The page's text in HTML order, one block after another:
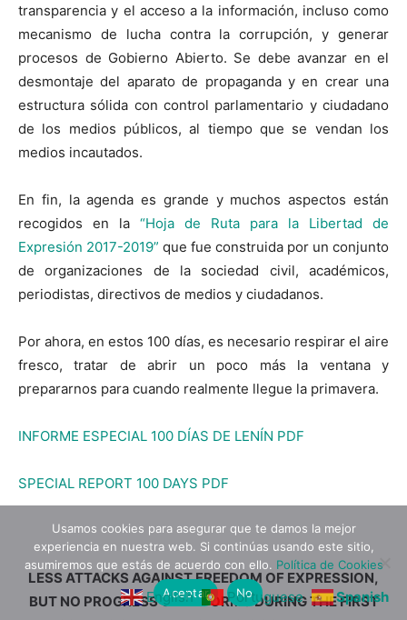
transparencia y el acceso a la información, incluso como
mecanismo de lucha contra la corrupción, y generar
procesos de Gobierno Abierto. Se debe avanzar en el
desmontaje del aparato de propaganda y en crear una
estructura sólida con control parlamentario y ciudadano
de los medios públicos, al tiempo que se vendan los
medios incautados.
En fin, la agenda es grande y muchos aspectos están
recogidos en la “Hoja de Ruta para la Libertad de
Expresión 2017-2019” que fue construida por un conjunto
de organizaciones de la sociedad civil, académicos,
periodistas, directivos de medios y ciudadanos.
Por ahora, en estos 100 días, es necesario respirar el aire
fresco, tratar de abrir un poco más la ventana y
prepararnos para cuando realmente llegue la primavera.
INFORME ESPECIAL 100 DÍAS DE LENÍN PDF
SPECIAL REPORT 100 DAYS PDF
LESS ATTACKS AGAINST FREEDOM OF EXPRESSION,
BUT NO PROGRESS ON REFORMS DURING THE FIRST
English Portuguese Spanish
Usamos cookies para asegurar que te damos la mejor
experiencia en nuestra web. Si continúas usando este sitio,
asumiremos que estás de acuerdo con ello. Política de Cookies
Aceptar
No